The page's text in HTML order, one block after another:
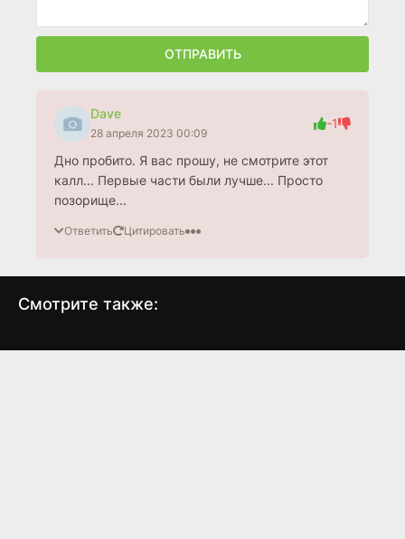
ОТПРАВИТЬ
Dave
28 апреля 2023 00:09
-1
Дно пробито. Я вас прошу, не смотрите этот
калл... Первые части были лучше... Просто
позорище...
Ответить Цитировать
Смотрите также:
Неоспоримый 3
Женский бойцовский